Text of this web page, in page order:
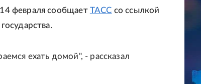
февраля сообщает ТАСС со ссылкой
ехать домой", - рассказал